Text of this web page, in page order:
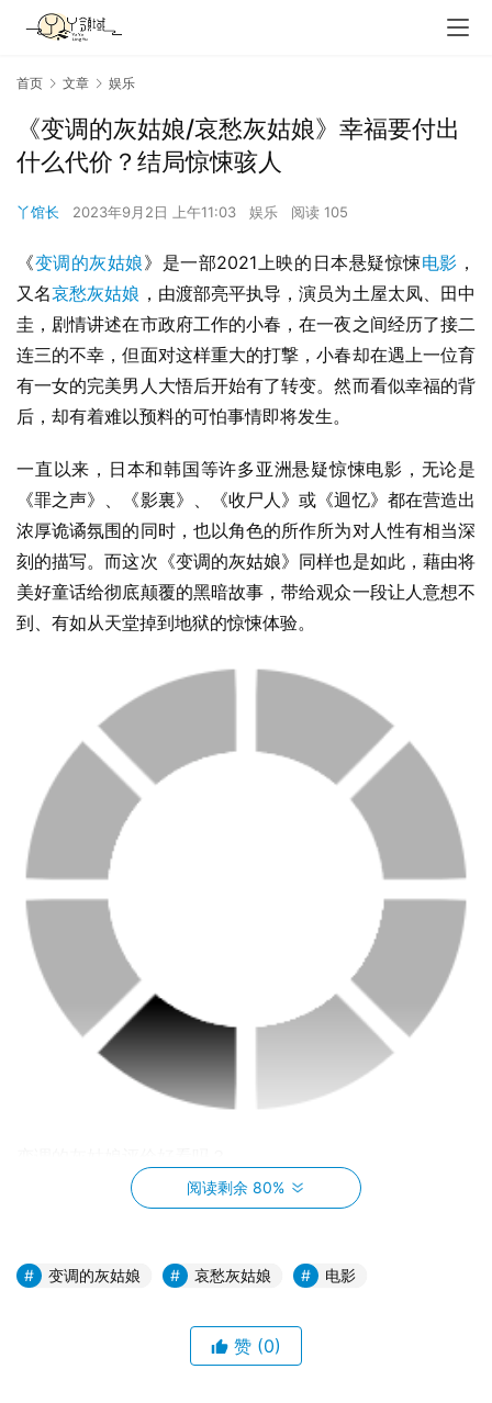
首页 文章 娱乐
《变调的灰姑娘/哀愁灰姑娘》幸福要付出
什么代价？结局惊悚骇人
丫馆长 2023年9月2日 上午11:03 娱乐 阅读 105
《变调的灰姑娘》是一部2021上映的日本悬疑惊悚电影 ，
又名哀愁灰姑娘 ，由渡部亮平执导，演员为土屋太凤、田中
圭，剧情讲述在市政府工作的小春，在一夜之间经历了接二
连三的不幸，但面对这样重大的打撃，小春却在遇上一位育
有一女的完美男人大悟后开始有了转变。然而看似幸福的背
后，却有着难以预料的可怕事情即将发生。
一直以来，日本和韩国等许多亚洲悬疑惊悚电影，无论是
《罪之声》、《影裏》、《收尸人》或《迴忆》都在营造出
浓厚诡谲氛围的同时，也以角色的所作所为对人性有相当深
刻的描写。而这次《变调的灰姑娘》同样也是如此，藉由将
美好童话给彻底颠覆的黑暗故事，带给观众一段让人意想不
到、有如从天堂掉到地狱的惊悚体验。
在童话故事里，出身贫苦或遭遇困境的女主角总会在最后被
局的背后，是否也暗藏着性别不平等的问题与价值观？而回
职场上处于弱势、婚后被要求在家相夫教子的国家，这种女
性需要依附在男性底下的情况也变得更加严重。
阅读剩余 80%
变调的灰姑娘 哀愁灰姑娘 电影
赞 (0)